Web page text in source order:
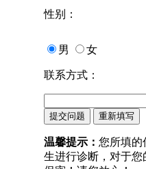
性别：
男 女
联系方式：
温馨提示： 您所填的
生进行诊断，对于